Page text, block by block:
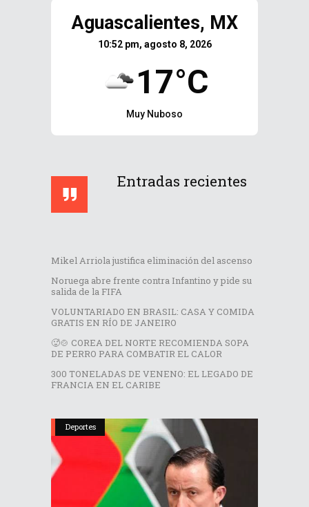
Aguascalientes, MX
10:52 pm, agosto 8, 2026
17°C
Muy Nuboso
Entradas recientes
Mikel Arriola justifica eliminación del ascenso
Noruega abre frente contra Infantino y pide su
salida de la FIFA
VOLUNTARIADO EN BRASIL: CASA Y COMIDA
GRATIS EN RÍO DE JANEIRO
🥵🍲 COREA DEL NORTE RECOMIENDA SOPA
DE PERRO PARA COMBATIR EL CALOR
300 TONELADAS DE VENENO: EL LEGADO DE
FRANCIA EN EL CARIBE
Deportes